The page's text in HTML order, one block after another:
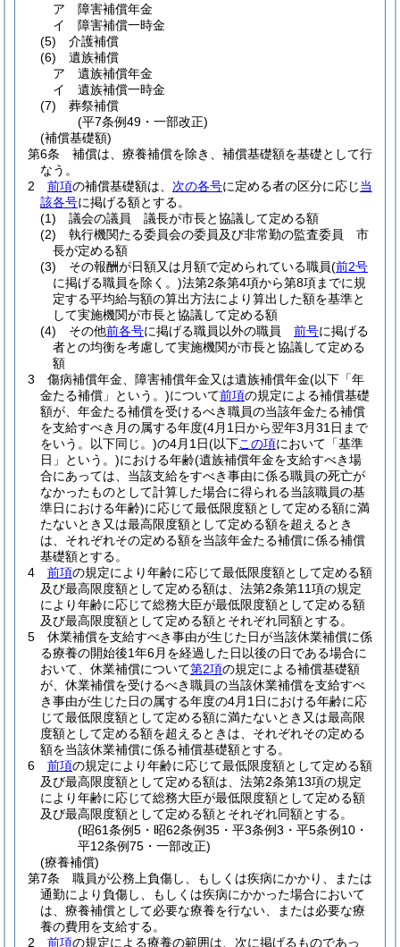
ア
障害補償年金
イ
障害補償一時金
(5)
介護補償
(6)
遺族補償
ア
遺族補償年金
イ
遺族補償一時金
(7)
葬祭補償
(平7条例49・一部改正)
(補償基礎額)
第6条
補償は、療養補償を除き、補償基礎額を基礎として行
なう。
2
前項の補償基礎額は、 次の各号に定める者の区分に応じ当
該各号に掲げる額とする。
(1)
議会の議員 議長が市長と協議して定める額
(2)
執行機関たる委員会の委員及び非常勤の監査委員 市
長が定める額
(3)
その報酬が日額又は月額で定められている職員(前2号
に掲げる職員を除く。)法第2条第4項から第8項までに規
定する平均給与額の算出方法により算出した額を基準と
して実施機関が市長と協議して定める額
(4)
その他前各号に掲げる職員以外の職員 前号に掲げる
者との均衡を考慮して実施機関が市長と協議して定める
額
3
傷病補償年金、障害補償年金又は遺族補償年金(以下「年
金たる補償」という。)について前項の規定による補償基礎
額が、年金たる補償を受けるべき職員の当該年金たる補償
を支給すべき月の属する年度(4月1日から翌年3月31日まで
をいう。以下同じ。)の4月1日(以下この項において「基準
日」という。)における年齢(遺族補償年金を支給すべき場
合にあっては、当該支給をすべき事由に係る職員の死亡が
なかったものとして計算した場合に得られる当該職員の基
準日における年齢)に応じて最低限度額として定める額に満
たないとき又は最高限度額として定める額を超えるとき
は、それぞれその定める額を当該年金たる補償に係る補償
基礎額とする。
4
前項の規定により年齢に応じて最低限度額として定める額
及び最高限度額として定める額は、法第2条第11項の規定
により年齢に応じて総務大臣が最低限度額として定める額
及び最高限度額として定める額とそれぞれ同額とする。
5
休業補償を支給すべき事由が生じた日が当該休業補償に係
る療養の開始後1年6月を経過した日以後の日である場合に
おいて、休業補償について第2項の規定による補償基礎額
が、休業補償を受けるべき職員の当該休業補償を支給すべ
き事由が生じた日の属する年度の4月1日における年齢に応
じて最低限度額として定める額に満たないとき又は最高限
度額として定める額を超えるときは、それぞれその定める
額を当該休業補償に係る補償基礎額とする。
6
前項の規定により年齢に応じて最低限度額として定める額
及び最高限度額として定める額は、法第2条第13項の規定
により年齢に応じて総務大臣が最低限度額として定める額
及び最高限度額として定める額とそれぞれ同額とする。
(昭61条例5・昭62条例35・平3条例3・平5条例10・
平12条例75・一部改正)
(療養補償)
第7条
職員が公務上負傷し、もしくは疾病にかかり、または
通勤により負傷し、もしくは疾病にかかった場合において
は、療養補償として必要な療養を行ない、または必要な療
養の費用を支給する。
2
前項の規定による療養の範囲は、次に掲げるものであっ